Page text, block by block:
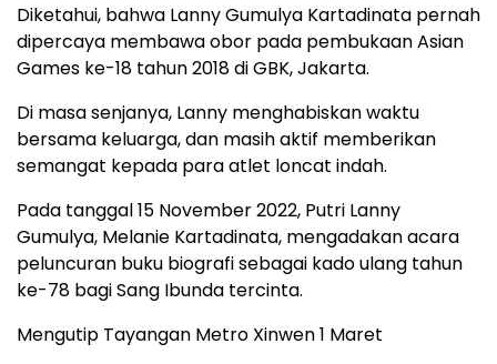
Diketahui, bahwa Lanny Gumulya Kartadinata pernah
dipercaya membawa obor pada pembukaan Asian
Games ke-18 tahun 2018 di GBK, Jakarta.
Di masa senjanya, Lanny menghabiskan waktu
bersama keluarga, dan masih aktif memberikan
semangat kepada para atlet loncat indah.
Pada tanggal 15 November 2022, Putri Lanny
Gumulya, Melanie Kartadinata, mengadakan acara
peluncuran buku biografi sebagai kado ulang tahun
ke-78 bagi Sang Ibunda tercinta.
Mengutip Tayangan Metro Xinwen 1 Maret